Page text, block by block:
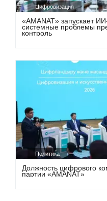
Цифровизация
«AMANAT» запускает
системные проблемы
контроль
Политика
Должность цифрового
партии «AMANAT»